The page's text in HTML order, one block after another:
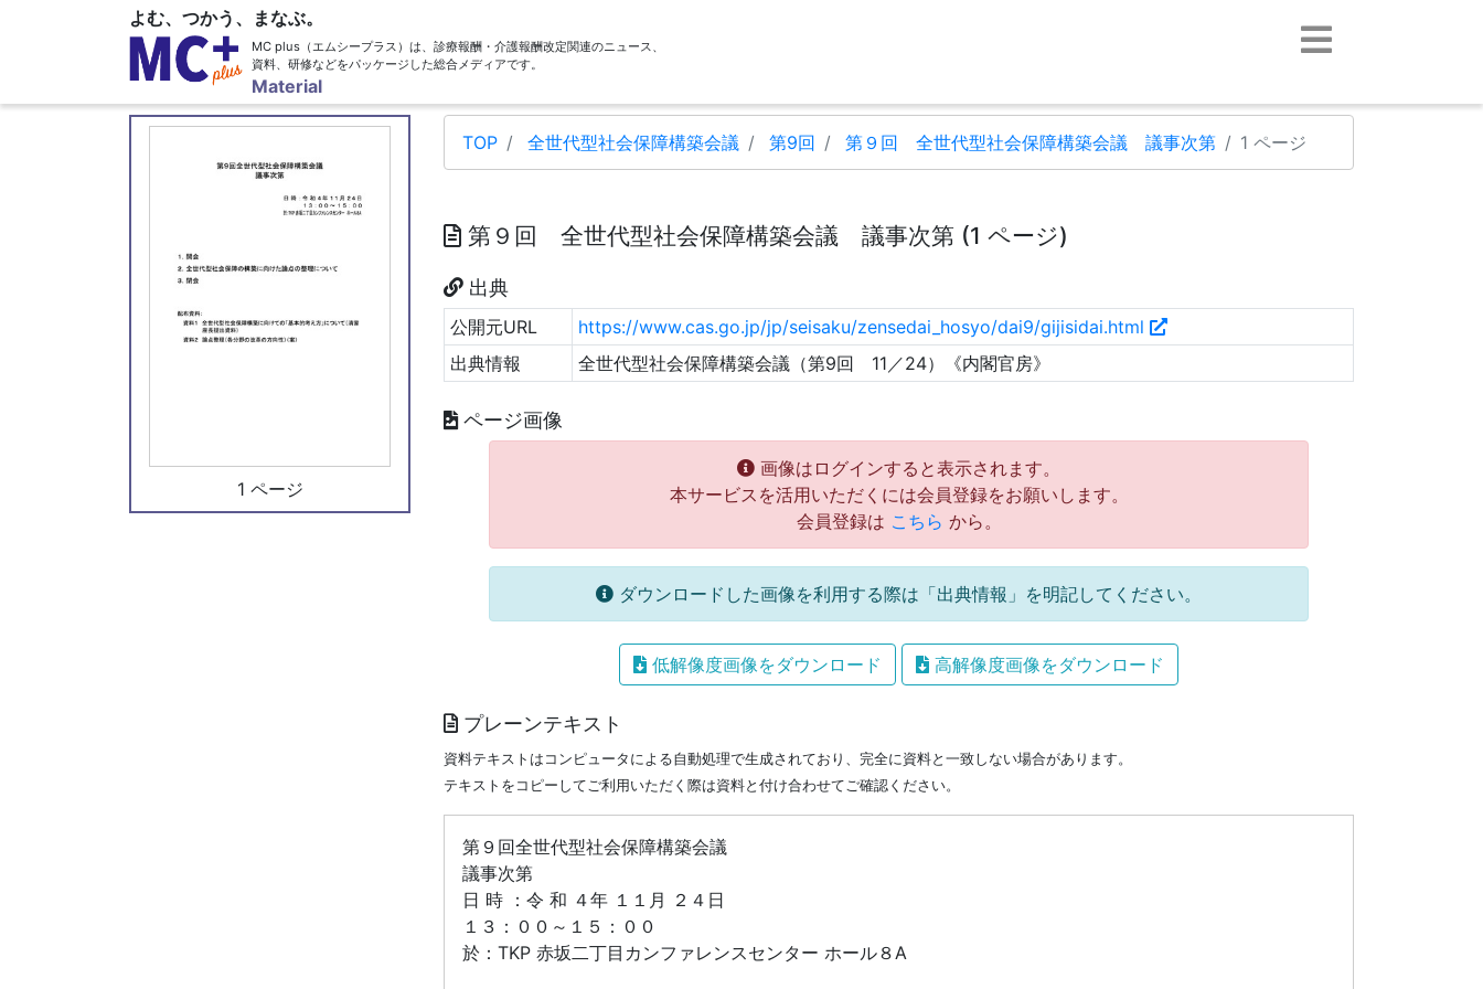
よむ、つかう、まなぶ。
MC plus（エムシープラス）は、診療報酬・介護報酬改定関連のニュース、
資料、研修などをパッケージした総合メディアです。
Material
1 ページ
TOP 全世代型社会保障構築会議 第9回 第９回 全世代型社会保障構築会議 議事次第 1 ページ
第９回 全世代型社会保障構築会議 議事次第 (1 ページ)
出典
公開元URL
https://www.cas.go.jp/jp/seisaku/zensedai_hosyo/dai9/gijisidai.html
出典情報
全世代型社会保障構築会議（第9回 11／24）《内閣官房》
ページ画像
画像はログインすると表示されます。
本サービスを活用いただくには会員登録をお願いします。
会員登録は こちら から。
ダウンロードした画像を利用する際は「出典情報」を明記してください。
低解像度画像をダウンロード 高解像度画像をダウンロード
プレーンテキスト
資料テキストはコンピュータによる自動処理で生成されており、完全に資料と一致しない場合があります。
テキストをコピーしてご利用いただく際は資料と付け合わせてご確認ください。
第９回全世代型社会保障構築会議
議事次第
日 時 ：令 和 ４年 １１月 ２４日
１３：００～１５：００
於：TKP 赤坂二丁目カンファレンスセンター ホール８A